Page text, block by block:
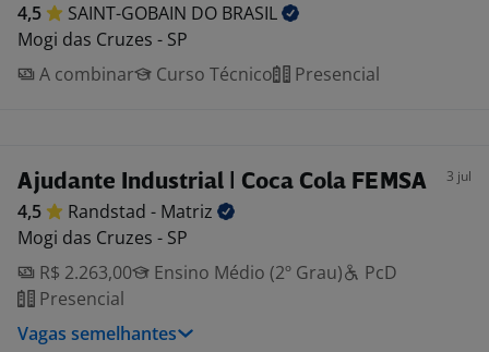
4,5 SAINT-GOBAIN DO BRASIL
Mogi das Cruzes - SP
A combinar
Curso Técnico Presencial
Ajudante Industrial | Coca Cola FEMSA 3 jul
4,5 Randstad - Matriz
Mogi das Cruzes - SP
R$ 2.263,00
Ensino Médio (2º Grau)
PcD
Presencial
Vagas semelhantes